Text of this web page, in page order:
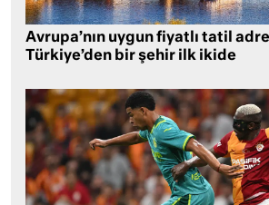
Avrupa’nın uygun fiyatlı tatil
Türkiye’den bir şehir ilk ikide